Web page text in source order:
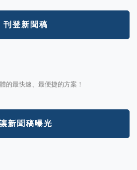
刊登新聞稿
的最快速、最便捷的方案！
新聞稿曝光